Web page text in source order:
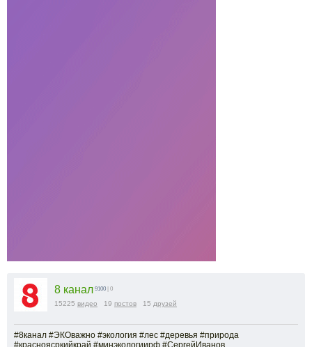
8 канал 9100 | 0
15225 видео 19 постов 15 друзей
#8канал #ЭКОважно #экология #лес #деревья #природа